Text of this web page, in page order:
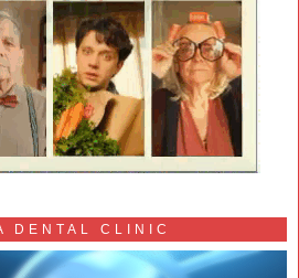
DENTAL CLINIC